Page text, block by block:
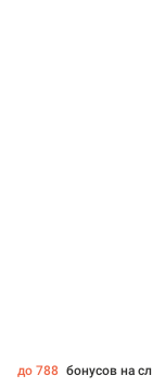
до 788 бонусов на